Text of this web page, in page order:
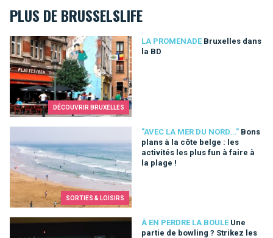
PLUS DE BRUSSELSLIFE
DÉCOUVRIR BRUXELLES
LA PROMENADE Bruxelles dans
la BD
Bruxelles dans la BD
SORTIES & LOISIRS
"AVEC LA MER DU NORD..." Bons
plans à la côte belge : les
activités les plus fun à faire à
la plage !
Bons plans à la côte belge : les activités les plus fun à faire
À EN PERDRE LA BOULE Une
partie de bowling ? Strikez les
Une partie de bowling ? Strikez les pistes bruxelloises !